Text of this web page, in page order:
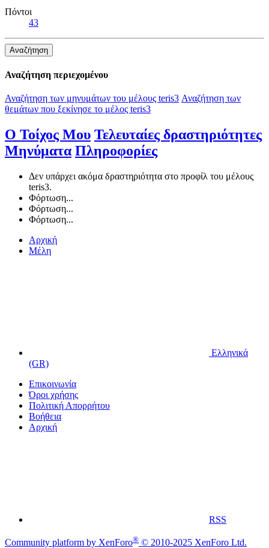
Πόντοι
43
Αναζήτηση
Αναζήτηση περιεχομένου
Αναζήτηση των μηνυμάτων του μέλους teris3 Αναζήτηση των
θεμάτων που ξεκίνησε το μέλος teris3
Ο Τοίχος Μου Τελευταίες δραστηριότητες
Μηνύματα Πληροφορίες
Δεν υπάρχει ακόμα δραστηριότητα στο προφίλ του μέλους
teris3.
Φόρτωση...
Φόρτωση...
Φόρτωση...
Αρχική
Μέλη
Ελληνικά
(GR)
Επικοινωνία
Όροι χρήσης
Πολιτική Απορρήτου
Βοήθεια
Αρχική
RSS
Community platform by XenForo® © 2010-2025 XenForo Ltd.